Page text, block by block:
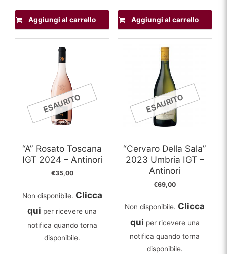
Aggiungi al carrello Aggiungi al carrello
ESAURITO
“A” Rosato Toscana
IGT 2024 – Antinori
€35,00
Non disponibile. Clicca
qui per ricevere una
notifica quando torna
disponibile.
ESAURITO
“Cervaro Della Sala”
2023 Umbria IGT –
Antinori
€69,00
Non disponibile. Clicca
qui per ricevere una
notifica quando torna
disponibile.